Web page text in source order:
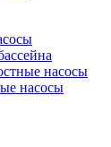
насосы
насосы